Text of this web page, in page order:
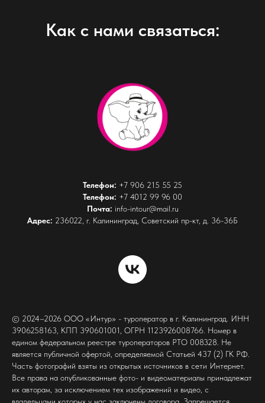
Как с нами связаться:
Телефон: +7 906 215 55 25
Телефон: +7 4012 99 96 00
Почта: info-intour@mail.ru
Адрес: 236022, г. Калининград, Советский пр-кт, д. 36-36Б
© 2024–2026 ООО «Интур» - туроператор в г. Калининград. ИНН
3906258163, КПП 390601001, ОГРН 1123926008766. Номер в
едином федеральном реестре туроператоров РТО 008328. Не
является публичной офертой, определяемой Статьей 437 (2) ГК РФ.
Часть фотографий взяты из открытых источников в сети Интернет.
Все права на опубликованные фото- и видеоматериалы принадлежат
их авторам, за исключением тех изображений и видео, с